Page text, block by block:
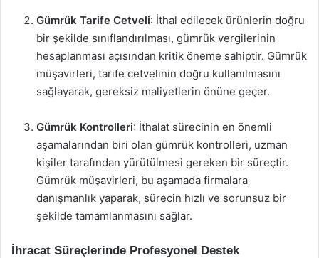
Gümrük Tarife Cetveli: İthal edilecek ürünlerin doğru
bir şekilde sınıflandırılması, gümrük vergilerinin
hesaplanması açısından kritik öneme sahiptir. Gümrük
müşavirleri, tarife cetvelinin doğru kullanılmasını
sağlayarak, gereksiz maliyetlerin önüne geçer.
Gümrük Kontrolleri: İthalat sürecinin en önemli
aşamalarından biri olan gümrük kontrolleri, uzman
kişiler tarafından yürütülmesi gereken bir süreçtir.
Gümrük müşavirleri, bu aşamada firmalara
danışmanlık yaparak, sürecin hızlı ve sorunsuz bir
şekilde tamamlanmasını sağlar.
İhracat Süreçlerinde Profesyonel Destek